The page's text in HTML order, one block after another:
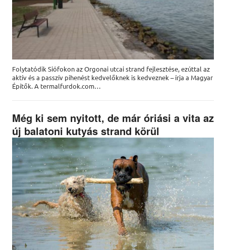
Folytatódik Siófokon az Orgonai utcai strand fejlesztése, ezúttal az
aktív és a passzív pihenést kedvelőknek is kedveznek – írja a Magyar
Építők. A termalfurdok.com…
Még ki sem nyitott, de már óriási a vita az
új balatoni kutyás strand körül